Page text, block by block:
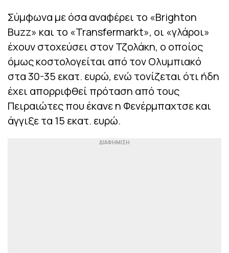
Σύμφωνα με όσα αναφέρει το «Brighton
Buzz» και το «Transfermarkt», οι «γλάροι»
έχουν στοχεύσει στον Τζολάκη, ο οποίος
όμως κοστολογείται από τον Ολυμπιακό
στα 30-35 εκατ. ευρώ, ενώ τονίζεται ότι ήδη
έχει απορριφθεί πρόταση από τους
Πειραιώτες που έκανε η Φενέρμπαχτσε και
άγγιξε τα 15 εκατ. ευρώ.